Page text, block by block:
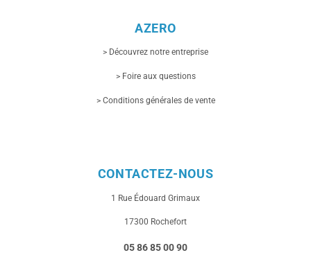
AZERO
> Découvrez notre entreprise
> Foire aux questions
> Conditions générales de vente
CONTACTEZ-NOUS
1 Rue Édouard Grimaux
17300 Rochefort
05 86 85 00 90